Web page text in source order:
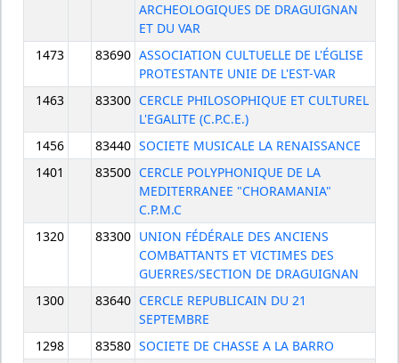
ARCHEOLOGIQUES DE DRAGUIGNAN
ET DU VAR
1473
83690 ASSOCIATION CULTUELLE DE L'ÉGLISE
PROTESTANTE UNIE DE L'EST-VAR
1463
83300 CERCLE PHILOSOPHIQUE ET CULTUREL
L'EGALITE (C.P.C.E.)
1456
83440 SOCIETE MUSICALE LA RENAISSANCE
1401
83500 CERCLE POLYPHONIQUE DE LA
MEDITERRANEE "CHORAMANIA"
C.P.M.C
1320
83300 UNION FÉDÉRALE DES ANCIENS
COMBATTANTS ET VICTIMES DES
GUERRES/SECTION DE DRAGUIGNAN
1300
83640 CERCLE REPUBLICAIN DU 21
SEPTEMBRE
1298
83580 SOCIETE DE CHASSE A LA BARRO